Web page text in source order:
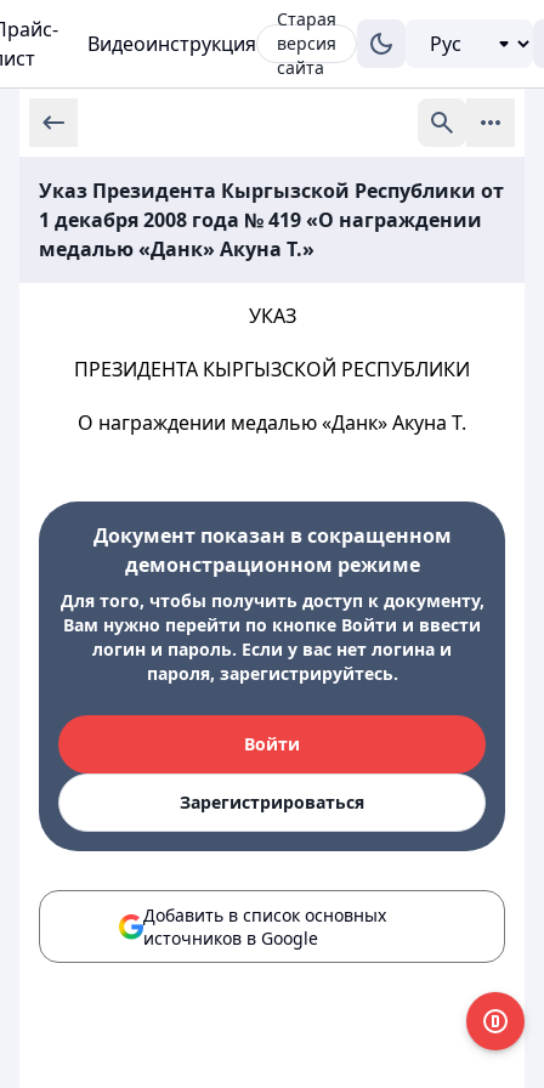
Видеоинструкция
Старая
версия
сайта
Указ Президента Кыргызской Республики от
1 декабря 2008 года № 419 «О награждении
медалью «Данк» Акуна Т.»
УКАЗ
ПРЕЗИДЕНТА КЫРГЫЗСКОЙ РЕСПУБЛИКИ
О награждении медалью «Данк» Акуна Т.
Документ показан в сокращенном
демонстрационном режиме
Для того, чтобы получить доступ к документу,
Вам нужно перейти по кнопке Войти и ввести
логин и пароль. Если у вас нет логина и
пароля, зарегистрируйтесь.
Войти
Зарегистрироваться
Добавить в список основных
источников в Google